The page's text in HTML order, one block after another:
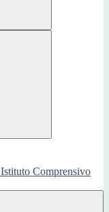
Istituto Comprensivo